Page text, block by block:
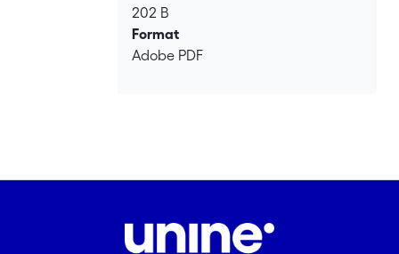
202 B
Format
Adobe PDF